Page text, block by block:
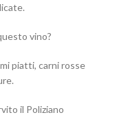
vino?
piatti, carni rosse
il Poliziano